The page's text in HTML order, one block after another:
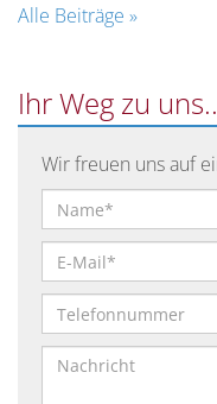
den
Der
Seminarsprecher
und
sein
Stellvertreter
Studienordnung
Leopoldinums
Österreich
Alle Beiträge »
Ihr Weg zu
Wir freuen uns auf